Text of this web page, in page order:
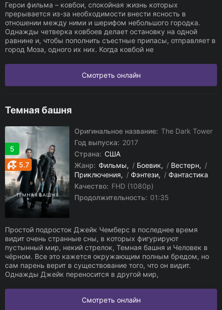
Герои фильма – ковбои, спокойная жизнь которых
прерывается из-за необходимости внести ясность в
отношении между ними и шерифом небольшого городка.
Однажды четверка ковбоев делает остановку на одной
равнине и, чтобы пополнить съестные припасы, отправляет в
город Моза, одного их них. Когда ковбой не
Смотреть онлайн
Темная башня
5
5.7
Оригинальное название: The Dark Tower
Год выпуска: 2017
Страна: США
Жанр: Фильмы / Боевик / Вестерн
/
Приключения
/ Фэнтези / Фантастика
Качество: FHD (1080p)
Продолжительность: 01:35
Простой подросток Джейк Чемберс в последнее время
видит очень странные сны, в которых фигурируют
пустынный мир, некий стрелок, Темная башня и Человек в
чёрном. Все это кажется окружающим полным бредом, но
сам парень верит в существование того, что он видит.
Однажды Джейк переносится в другой мир,
Смотреть онлайн